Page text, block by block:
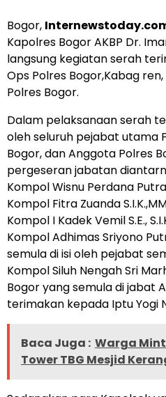
Bogor,
Kapolres Bogor AKBP Dr.
langsung kegiatan serah
Ops Polres Bogor,Kabag
Polres Bogor.
Dalam pelaksanaan serah
oleh seluruh pejabat utama
Bogor, dan Anggota Polres
pergeseran jabatan
Kompol Wisnu Perdana
Kompol Fitra Zuanda
Kompol I Kadek Vemil S.E.,
Kompol Adhimas Sriyono
semula di isi oleh pejabat
Kompol Siluh Nengah Sri
Bogor yang semula di jabat
terimakan kepada Iptu Yogi
Baca Juga : Warga
Tower TBG Mesjid